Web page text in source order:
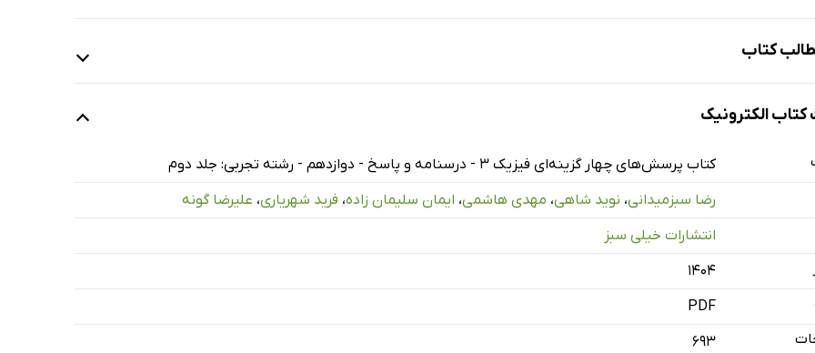
کتاب
و حرکت دایره‌ای
الکترونیک
کتاب پرسش‌های چهار گزینه‌ای فیزیک 3 - درسنامه و پاسخ - دوازدهم - رشته تجربی: جلد دوم
رضا سبزمیدانی، نوید شاهی، مهدی هاشمی، ایمان سلیمان زاده، فرید شهریاری، علیرضا گونه
انتشارات خیلی سبز
۱۴۰۴
PDF
693